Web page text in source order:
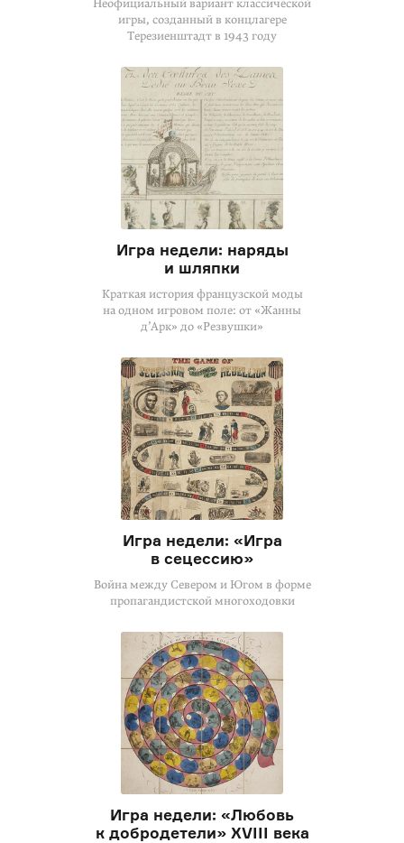
Неофициальный вариант классической
игры, созданный в концлагере
Терезиенштадт в 1943 году
Игра недели: наряды
и шляпки
Краткая история французской моды
на одном игровом поле: от «Жанны
д’Арк» до «Резвушки»
Игра недели: «Игра
в сецессию»
Война между Севером и Югом в форме
пропагандистской многоходовки
Игра недели: «Любовь
к добродетели» XVIII века